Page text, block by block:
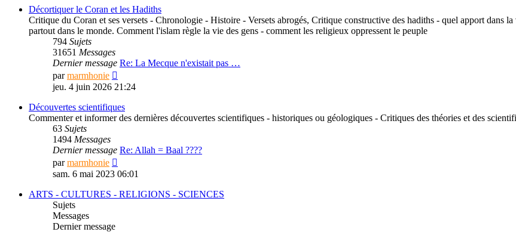
message
Décortiquer le Coran et les Hadiths
Critique du Coran et ses versets - Chronologie - Histoire - Versets abrogés, Critique constructive des hadiths - quel apport dans
partout dans le monde. Comment l'islam règle la vie des gens - comment les religieux oppressent le peuple
794 Sujets
31651 Messages
Dernier message Re: La Mecque n'existait pas …
parmarmhonie
le
message
jeu. 4 juin 2026 21:24
Découvertes scientifiques
Commenter et informer des dernières découvertes scientifiques - historiques ou géologiques - Critiques des théories et des
63 Sujets
1494 Messages
Dernier message Re: Allah = Baal ????
parmarmhonie
le
message
sam. 6 mai 2023 06:01
ARTS - CULTURES - RELIGIONS - SCIENCES
Sujets
Messages
Dernier message